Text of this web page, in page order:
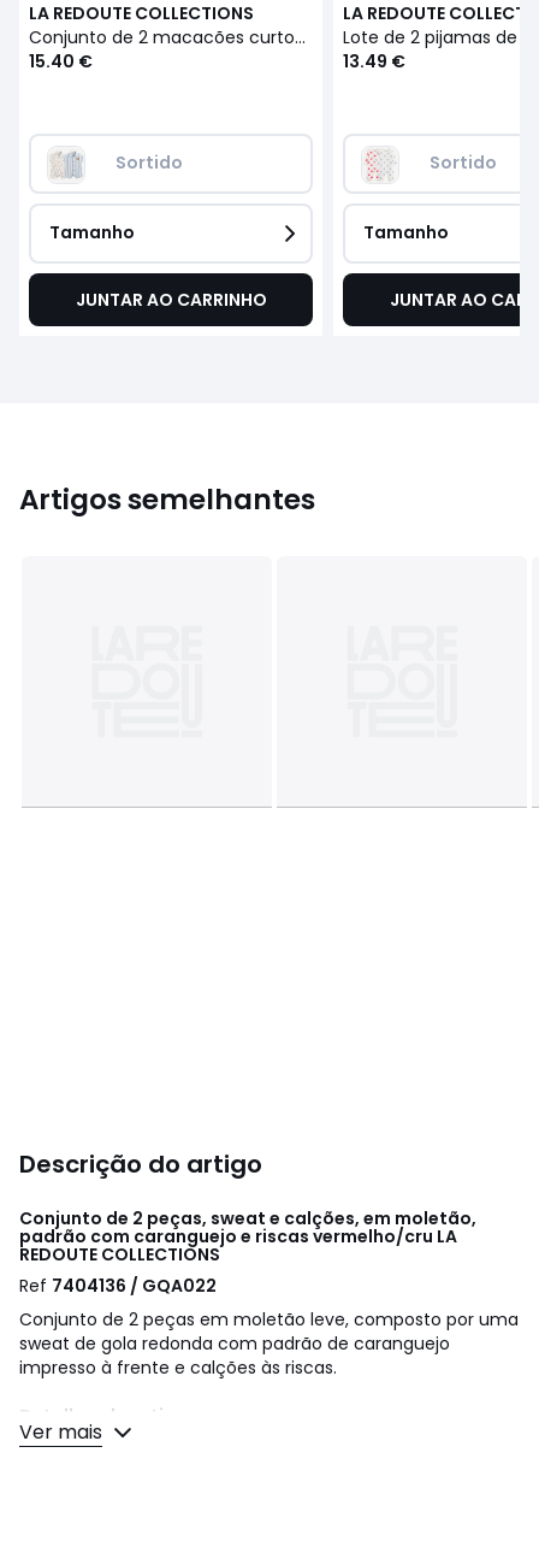
LA REDOUTE COLLECTIONS
Conjunto de 2 macacões curtos, com estampados de peixes e riscas, em jersey
15.40 €
Sortido
Tamanho
JUNTAR AO CARRINHO
LA REDOUTE
13.49 €
Sortido
Tamanho
JUNTAR AO
Artigos semelhantes
Descrição do artigo
Conjunto de 2 peças, sweat e calções, em moletão,
padrão com caranguejo e riscas vermelho/cru LA
REDOUTE COLLECTIONS
Ref 7404136 / GQA022
Conjunto de 2 peças em moletão leve, composto por uma
sweat de gola redonda com padrão de caranguejo
impresso à frente e calções às riscas.
Detalhes do artigo
• Cintura: standard
Ver mais